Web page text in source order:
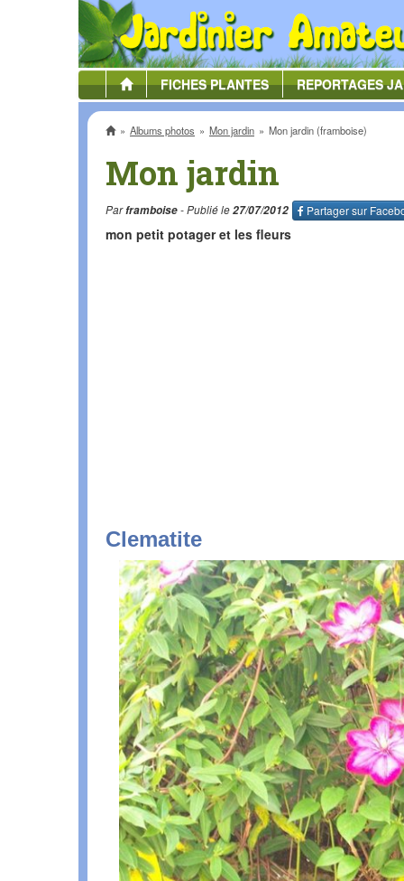
FICHESPLANTES REPORTAGES
AccueilAlbums photos Mon jardin Mon jardin (framboise)
Mon jardin
Parframboise- Publié le27/07/2012 Partager sur
mon petit potager et les fleurs
Clematite